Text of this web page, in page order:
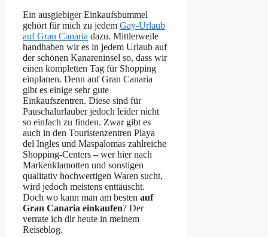
Ein ausgiebiger Einkaufsbummel
gehört für mich zu jedem Gay-Urlaub
auf Gran Canaria dazu. Mittlerweile
handhaben wir es in jedem Urlaub auf
der schönen Kanareninsel so, dass wir
einen kompletten Tag für Shopping
einplanen. Denn auf Gran Canaria
gibt es einige sehr gute
Einkaufszentren. Diese sind für
Pauschalurlauber jedoch leider nicht
so einfach zu finden. Zwar gibt es
auch in den Touristenzentren Playa
del Ingles und Maspalomas zahlreiche
Shopping-Centers – wer hier nach
Markenklamotten und sonstigen
qualitativ hochwertigen Waren sucht,
wird jedoch meistens enttäuscht.
Doch wo kann man am besten auf
Gran Canaria einkaufen? Der
verrate ich dir heute in meinem
Reiseblog.